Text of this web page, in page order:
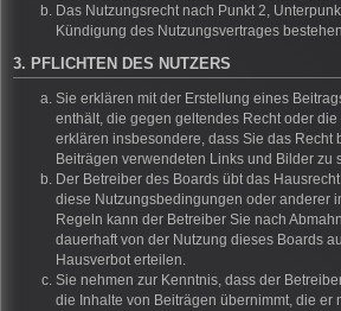
Das Nutzungsrecht nach Punkt 2,
Kündigung des Nutzungsvertrages
3. PFLICHTEN DES NUTZERS
Sie erklären mit der Erstellung eines
enthält, die gegen geltendes Recht oder
erklären insbesondere, dass Sie das Recht
Beiträgen verwendeten Links und Bilder zu
Der Betreiber des Boards übt das
diese Nutzungsbedingungen oder anderer
Regeln kann der Betreiber Sie nach
dauerhaft von der Nutzung dieses Boards
Hausverbot erteilen.
Sie nehmen zur Kenntnis, dass der
die Inhalte von Beiträgen übernimmt, die er